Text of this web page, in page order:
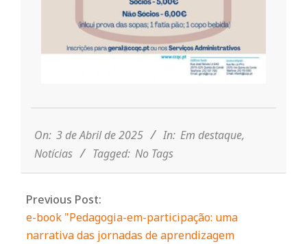
n
03
On: 3 de Abril de 2025 In: Em destaque,
Notícias
Tagged: No Tags
Previous Post:
e-book "Pedagogia-em-participação: uma
narrativa das jornadas de aprendizagem